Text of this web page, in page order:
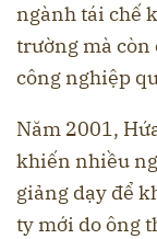
ngành tái chế
trường mà
công nghiệp
Năm 2001,
khiến nhiều
giảng dạy để
ty mới do ông